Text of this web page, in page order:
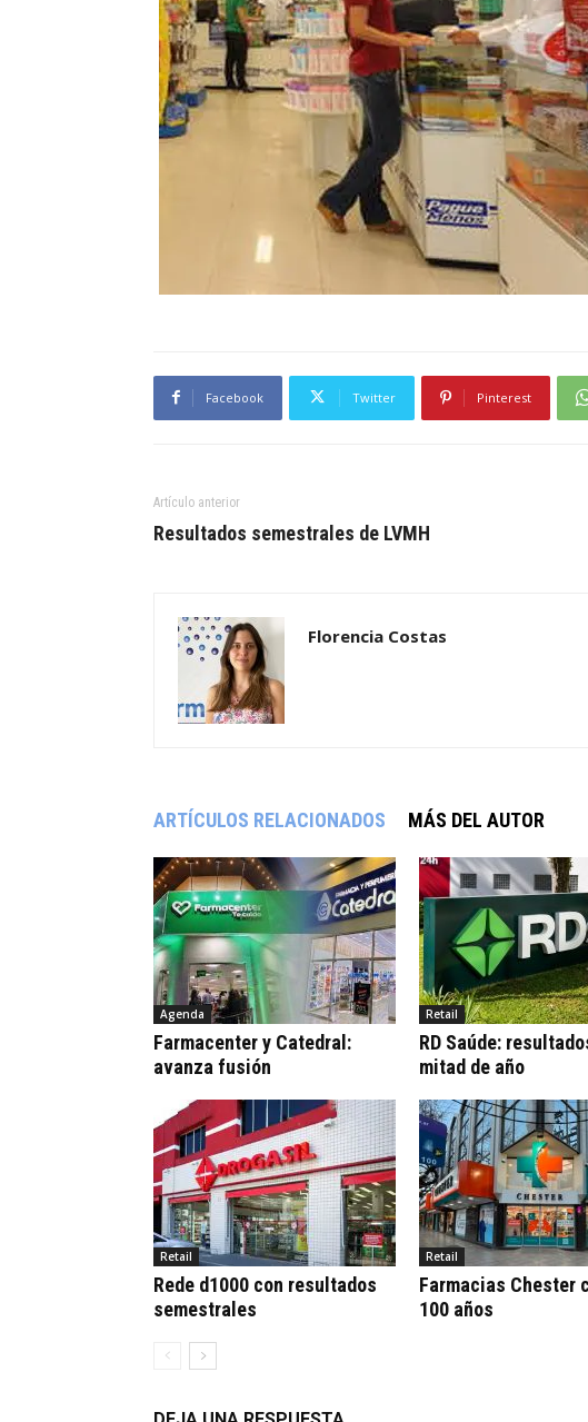
Facebook Twitter Pinterest
Artículo anterior
Resultados semestrales de LVMH
Florencia Costas
ARTÍCULOS RELACIONADOS MÁS DEL AUTOR
Agenda
Farmacenter y Catedral:
avanza fusión
Retail
RD Saúde:
mitad de año
Retail
Rede d1000 con resultados
semestrales
Retail
Farmacias Chester
100 años